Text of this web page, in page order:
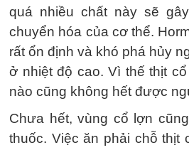
quá nhiều chất này sẽ
chuyển hóa của cơ thể.
rất ổn định và khó phá hủy
ở nhiệt độ cao. Vì thế thịt
nào cũng không hết được
Chưa hết, vùng cổ lợn
thuốc. Việc ăn phải chỗ thịt